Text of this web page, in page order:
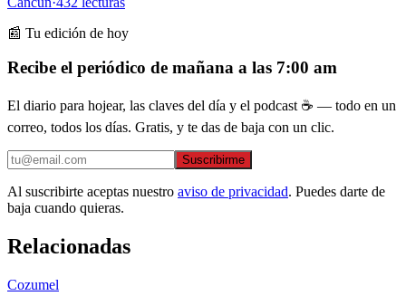
📰 Tu edición de hoy
Recibe el periódico de mañana a las 7:00 am
El diario para hojear, las claves del día y el podcast ☕ — todo en un
correo, todos los días. Gratis, y te das de baja con un clic.
Suscribirme
Al suscribirte aceptas nuestro aviso de privacidad. Puedes darte de
baja cuando quieras.
Relacionadas
Cozumel